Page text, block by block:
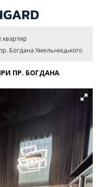
Богдана Хмельницького
ПР. БОГДАНА